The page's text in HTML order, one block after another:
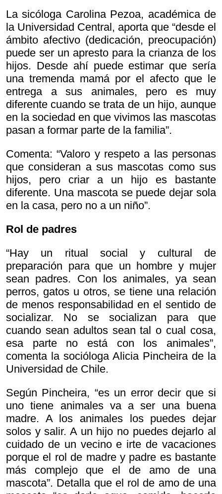
La sicóloga Carolina Pezoa, académica de
la Universidad Central, aporta que “desde el
ámbito afectivo (dedicación, preocupación)
puede ser un apresto para la crianza de los
hijos. Desde ahí puede estimar que sería
una tremenda mamá por el afecto que le
entrega a sus animales, pero es muy
diferente cuando se trata de un hijo, aunque
en la sociedad en que vivimos las mascotas
pasan a formar parte de la familia”.
Comenta: “Valoro y respeto a las personas
que consideran a sus mascotas como sus
hijos, pero criar a un hijo es bastante
diferente. Una mascota se puede dejar sola
en la casa, pero no a un niño”.
Rol de padres
“Hay un ritual social y cultural de
preparación para que un hombre y mujer
sean padres. Con los animales, ya sean
perros, gatos u otros, se tiene una relación
de menos responsabilidad en el sentido de
socializar. No se socializan para que
cuando sean adultos sean tal o cual cosa,
esa parte no está con los animales”,
comenta la socióloga Alicia Pincheira de la
Universidad de Chile.
Según Pincheira, “es un error decir que si
uno tiene animales va a ser una buena
madre. A los animales los puedes dejar
solos y salir. A un hijo no puedes dejarlo al
cuidado de un vecino e irte de vacaciones
porque el rol de madre y padre es bastante
más complejo que el de amo de una
mascota”. Detalla que el rol de amo de una